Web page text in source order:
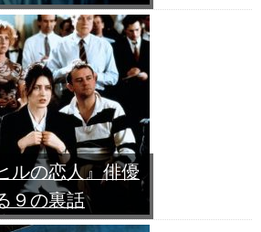
ルの恋人』俳優
９の裏話